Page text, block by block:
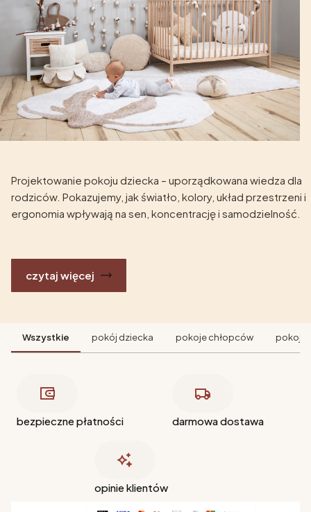
Projektowanie pokoju dziecka – uporządkowana wiedza dla
rodziców. Pokazujemy, jak światło, kolory, układ przestrzeni i
ergonomia wpływają na sen, koncentrację i samodzielność.
czytaj więcej
Wszystkie pokój dziecka pokoje chłopców pokoje
bezpieczne płatności darmowa dostawa
opinie klientów